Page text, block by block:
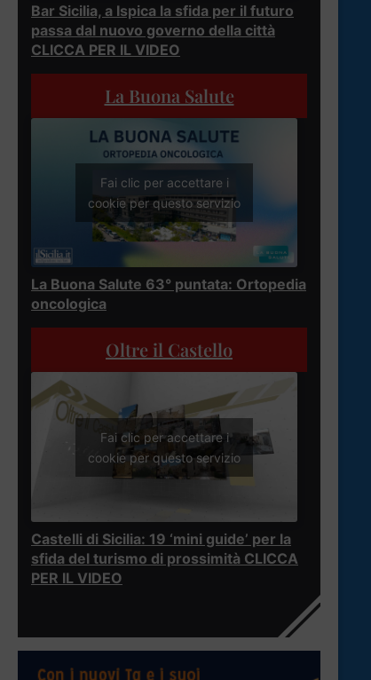
Bar Sicilia, a Ispica la sfida per il futuro
passa dal nuovo governo della città
CLICCA PER IL VIDEO
La Buona Salute
Fai clic per accettare i
cookie per questo servizio
La Buona Salute 63° puntata: Ortopedia
oncologica
Oltre il Castello
Fai clic per accettare i
cookie per questo servizio
Castelli di Sicilia: 19 ‘mini guide’ per la
sfida del turismo di prossimità CLICCA
PER IL VIDEO